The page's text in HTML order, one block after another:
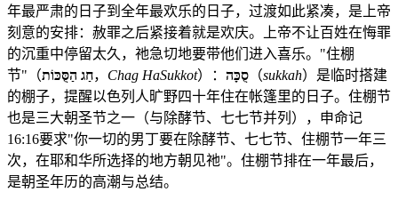
年最严肃的日子到全年最欢乐的日子，过渡如此紧凑，是上帝
刻意的安排：赦罪之后紧接着就是欢庆。上帝不让百姓在悔罪
的沉重中停留太久，祂急切地要带他们进入喜乐。"住棚
节"（חַג הַסֻּכּוֹת， Chag HaSukkot）： סֻכָּה （sukkah）是临时搭建
的棚子，提醒以色列人旷野四十年住在帐篷里的日子。住棚节
也是三大朝圣节之一（与除酵节、七七节并列），申命记
16:16要求"你一切的男丁要在除酵节、七七节、住棚节一年三
次，在耶和华所选择的地方朝见祂"。住棚节排在一年最后，
是朝圣年历的高潮与总结。